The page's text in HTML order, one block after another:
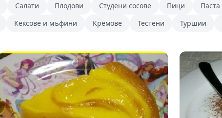
Салати Плодови Студени сосове Пици Паста
Кексове и мъфини Кремове Тестени Туршии